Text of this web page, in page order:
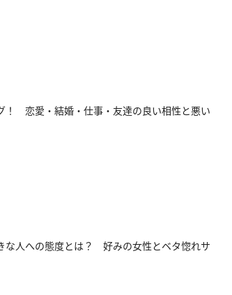
！ 恋愛・結婚・仕事・友達の良い相性と悪い
な人への態度とは？ 好みの女性とベタ惚れサ